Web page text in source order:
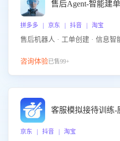
售后Agent-智能建单
拼多多 | 京东 | 抖音 | 淘宝
售后机器人 · 工单创建 · 信息智
咨询体验已售99+
客服模拟接待训练-
京东 | 抖音 | 淘宝